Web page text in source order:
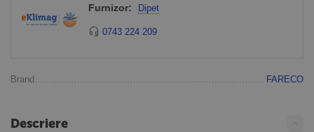
Furnizor: Dipet
0743 224 209
Brand FARECO
Descriere